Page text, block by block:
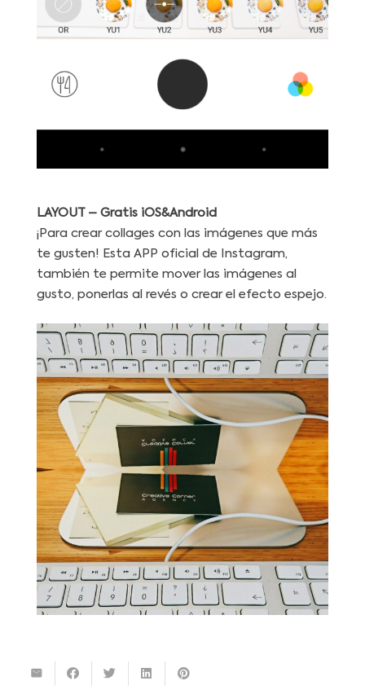
LAYOUT– Gratis iOS&Android
¡Para crear collages con las imágenes que más
te gusten! Esta APP oficial de Instagram,
también te permite mover las imágenes al
gusto, ponerlas al revés o crear el efecto espejo.